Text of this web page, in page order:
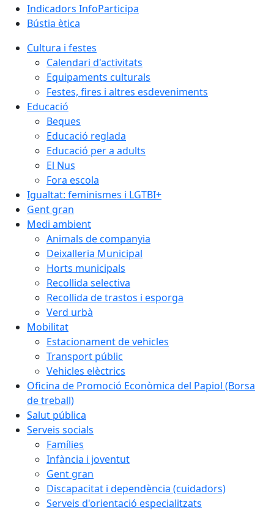
Indicadors InfoParticipa
Bústia ètica
Cultura i festes
Calendari d'activitats
Equipaments culturals
Festes, fires i altres esdeveniments
Educació
Beques
Educació reglada
Educació per a adults
El Nus
Fora escola
Igualtat: feminismes i LGTBI+
Gent gran
Medi ambient
Animals de companyia
Deixalleria Municipal
Horts municipals
Recollida selectiva
Recollida de trastos i esporga
Verd urbà
Mobilitat
Estacionament de vehicles
Transport públic
Vehicles elèctrics
Oficina de Promoció Econòmica del Papiol (Borsa
de treball)
Salut pública
Serveis socials
Famílies
Infància i joventut
Gent gran
Discapacitat i dependència (cuidadors)
Serveis d'orientació especialitzats